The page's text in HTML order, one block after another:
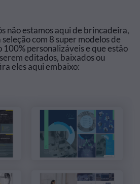
não estamos aqui de brincadeira,
com 8 super modelos de
100% personalizáveis e que estão
editados, baixados ou
eles aqui embaixo: